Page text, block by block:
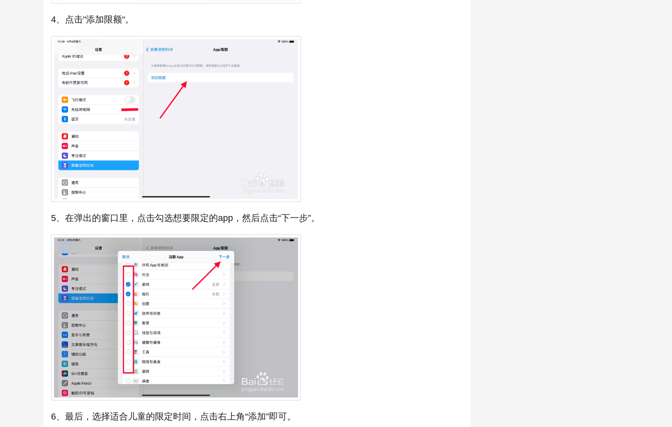
4、点击"添加限额"。
5、在弹出的窗口里，点击勾选想要限定的app，然后点击“下一步”。
6、最后，选择适合儿童的限定时间，点击右上角“添加”即可。